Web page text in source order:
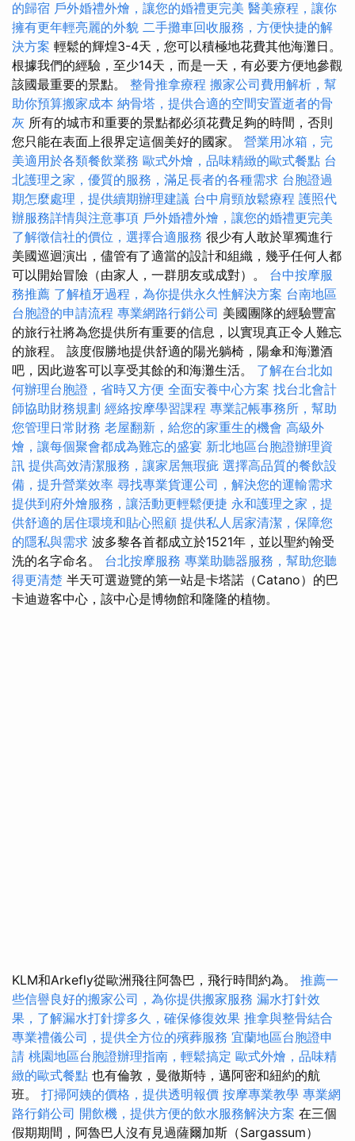
的歸宿 戶外婚禮外燴，讓您的婚禮更完美 醫美療程，讓你
擁有更年輕亮麗的外貌 二手攤車回收服務，方便快捷的解
決方案 輕鬆的輝煌3-4天，您可以積極地花費其他海灘日。
根據我們的經驗，至少14天，而是一天，有必要方便地參觀
該國最重要的景點。 整骨推拿療程 搬家公司費用解析，幫
助你預算搬家成本 納骨塔，提供合適的空間安置逝者的骨
灰 所有的城市和重要的景點都必須花費足夠的時間，否則
您只能在表面上很界定這個美好的國家。 營業用冰箱，完
美適用於各類餐飲業務 歐式外燴，品味精緻的歐式餐點 台
北護理之家，優質的服務，滿足長者的各種需求 台胞證過
期怎麼處理，提供續期辦理建議 台中肩頸放鬆療程 護照代
辦服務詳情與注意事項 戶外婚禮外燴，讓您的婚禮更完美
了解徵信社的價位，選擇合適服務 很少有人敢於單獨進行
美國巡迴演出，儘管有了適當的設計和組織，幾乎任何人都
可以開始冒險（由家人，一群朋友或成對）。 台中按摩服
務推薦 了解植牙過程，為你提供永久性解決方案 台南地區
台胞證的申請流程 專業網路行銷公司 美國團隊的經驗豐富
的旅行社將為您提供所有重要的信息，以實現真正令人難忘
的旅程。 該度假勝地提供舒適的陽光躺椅，陽傘和海灘酒
吧，因此遊客可以享受其餘的和海灘生活。 了解在台北如
何辦理台胞證，省時又方便 全面安養中心方案 找台北會計
師協助財務規劃 經絡按摩學習課程 專業記帳事務所，幫助
您管理日常財務 老屋翻新，給您的家重生的機會 高級外
燴，讓每個聚會都成為難忘的盛宴 新北地區台胞證辦理資
訊 提供高效清潔服務，讓家居無瑕疵 選擇高品質的餐飲設
備，提升營業效率 尋找專業貨運公司，解決您的運輸需求
提供到府外燴服務，讓活動更輕鬆便捷 永和護理之家，提
供舒適的居住環境和貼心照顧 提供私人居家清潔，保障您
的隱私與需求 波多黎各首都成立於1521年，並以聖約翰受
洗的名字命名。 台北按摩服務 專業助聽器服務，幫助您聽
得更清楚 半天可選遊覽的第一站是卡塔諾（Catano）的巴
卡迪遊客中心，該中心是博物館和隆隆的植物。
KLM和Arkefly從歐洲飛往阿魯巴，飛行時間約為。 推薦一
些信譽良好的搬家公司，為你提供搬家服務 漏水打針效
果，了解漏水打針撐多久，確保修復效果 推拿與整骨結合
專業禮儀公司，提供全方位的殯葬服務 宜蘭地區台胞證申
請 桃園地區台胞證辦理指南，輕鬆搞定 歐式外燴，品味精
緻的歐式餐點 也有倫敦，曼徹斯特，邁阿密和紐約的航
班。 打掃阿姨的價格，提供透明報價 按摩專業教學 專業網
路行銷公司 開飲機，提供方便的飲水服務解決方案 在三個
假期期間，阿魯巴人沒有見過薩爾加斯（Sargassum）